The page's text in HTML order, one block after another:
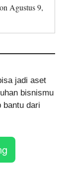
Agustus 9,
jadi aset
bisnismu
bantu dari